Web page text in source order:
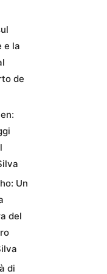
e la
de
Un
del
di